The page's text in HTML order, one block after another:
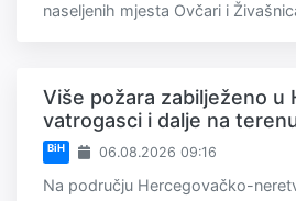
naseljenih mjesta Ovčari i
Više požara zabilježeno u
vatrogasci i dalje na
BiH 06.08.2026 09:16
Na području Hercegovačko-